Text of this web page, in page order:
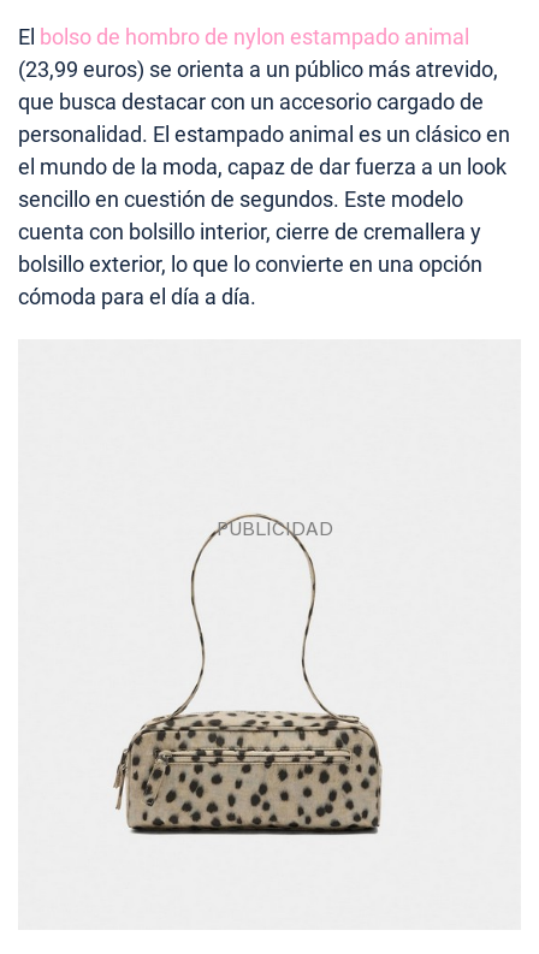
El bolso de hombro de nylon estampado animal
(23,99 euros) se orienta a un público más atrevido,
que busca destacar con un accesorio cargado de
personalidad. El estampado animal es un clásico en
el mundo de la moda, capaz de dar fuerza a un look
sencillo en cuestión de segundos. Este modelo
cuenta con bolsillo interior, cierre de cremallera y
bolsillo exterior, lo que lo convierte en una opción
cómoda para el día a día.